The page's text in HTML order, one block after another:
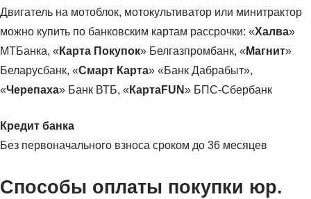
Двигатель на мотоблок, мотокультиватор или минитрактор
можно купить по банковским картам рассрочки: «Халва»
МТБанка, « Карта Покупок» Белгазпромбанк, « Магнит»
Беларусбанк, «Смарт Карта» «Банк Дабрабыт»,
«Черепаха» Банк ВТБ, « КартаFUN» БПС-Сбербанк
Кредит банка
Без первоначального взноса сроком до 36 месяцев
Способы оплаты покупки юр.